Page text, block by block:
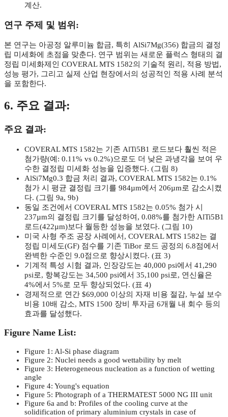
계산.
연구 주제 및 범위:
본 연구는 아공정 알루미늄 합금, 특히 AlSi7Mg(356) 합금의 결정
립 미세화에 초점을 맞춘다. 연구 범위는 새로운 플럭스 형태의 결
정립 미세화제인 COVERAL MTS 1582의 기술적 원리, 적용 방법,
성능 평가, 그리고 실제 산업 현장에서의 성공적인 적용 사례 분석
을 포함한다.
6. 주요 결과:
주요 결과:
COVERAL MTS 1582는 기존 AlTi5B1 로드보다 훨씬 적은
첨가량(예: 0.11% vs 0.2%)으로도 더 낮은 과냉각을 보여 우
수한 결정립 미세화 성능을 입증했다. (그림 8)
AlSi7Mg0.3 합금 처리 결과, COVERAL MTS 1582는 0.1%
첨가 시 평균 결정립 크기를 984µm에서 206µm로 감소시켰
다. (그림 9a, 9b)
동일 조건에서 COVERAL MTS 1582는 0.05% 첨가 시
237µm의 결정립 크기를 달성하여, 0.08%를 첨가한 AlTi5B1
로드(422µm)보다 월등한 성능을 보였다. (그림 10)
미국 사형 주조 공장 사례에서, COVERAL MTS 1582는 결
정립 미세도(GF) 점수를 기존 TiBor 로드 공정의 6.8점에서
완벽한 수준인 9.0점으로 향상시켰다. (표 3)
기계적 특성 시험 결과, 인장강도는 40,000 psi에서 41,290
psi로, 항복강도는 34,500 psi에서 35,100 psi로, 연신율은
4%에서 5%로 모두 향상되었다. (표 4)
경제적으로 연간 $69,000 이상의 자재 비용 절감, 누설 보수
비용 10배 감소, MTS 1500 장비 투자금 6개월 내 회수 등의
효과를 달성했다.
Figure Name List:
Figure 1: Al-Si phase diagram
Figure 2: Nuclei needs a good wettability by melt
Figure 3: Heterogeneous nucleation as a function of wetting
angle
Figure 4: Young's equation
Figure 5: Photograph of a THERMATEST 5000 NG III unit
Figure 6a and b: Profiles of the cooling curve at the
solidification of primary aluminium crystals in case of